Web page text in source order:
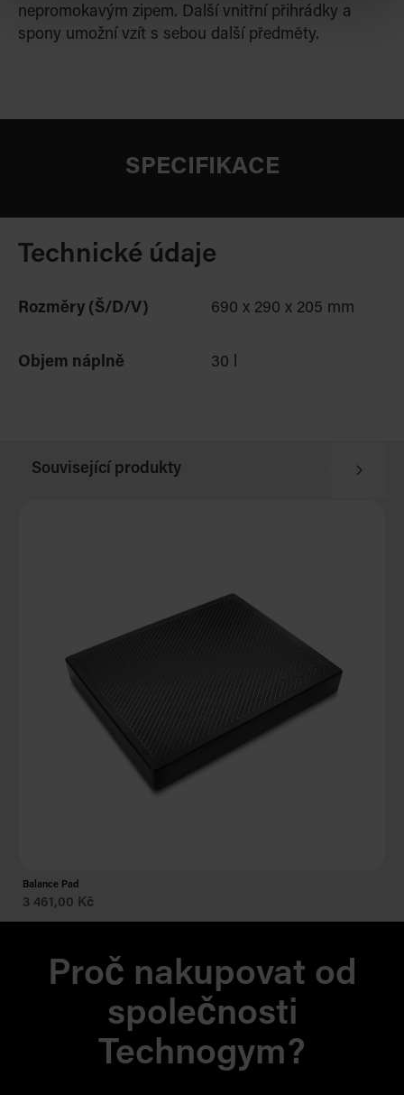
nepromokavým zipem. Další vnitřní přihrádky a
spony umožní vzít s sebou další předměty.
SPECIFIKACE
Technické údaje
Rozměry (Š/D/V) 690 x 290 x 205 mm
Objem náplně 30 l
Související produkty
Balance Pad
3 461,00 Kč
Proč nakupovat od
společnosti
Technogym?